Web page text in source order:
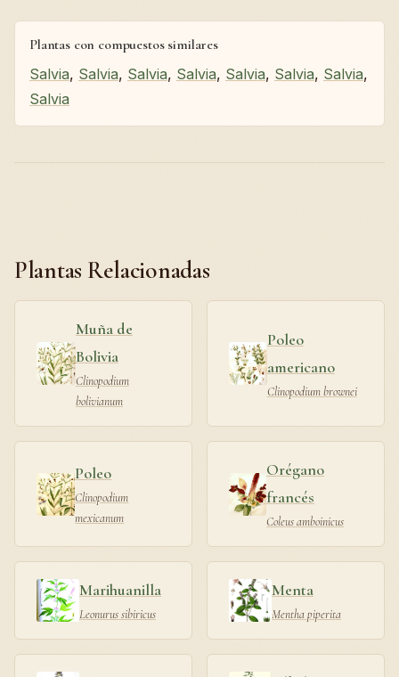
Plantas con compuestos similares
Salvia, Salvia, Salvia, Salvia, Salvia, Salvia, Salvia,
Salvia
Plantas Relacionadas
Muña de
Bolivia
Clinopodium
bolivianum
Poleo
americano
Clinopodium brownei
Poleo
Clinopodium
mexicanum
Orégano
francés
Coleus amboinicus
Marihuanilla
Leonurus sibiricus
Menta
Mentha piperita